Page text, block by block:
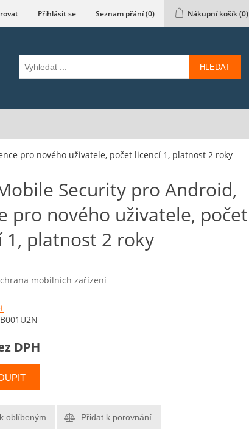
Přihlásit se Seznam přání(0) Nákupní košík(0)
HLEDAT
pro nového uživatele, počet licencí 1, platnost 2 roky
Security pro Android,
pro nového uživatele, počet
1, platnost 2 roky
mobilních zařízení
DPH
oblíbeným Přidat k porovnání